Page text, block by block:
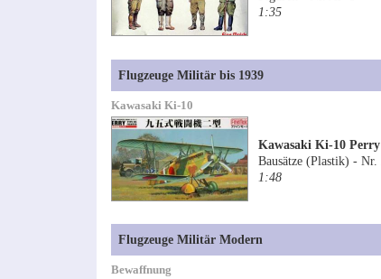
1:35
Flugzeuge Militär bis 1939
Kawasaki Ki-10
Kawasaki Ki-10 Perry
Bausätze (Plastik) - Nr.
1:48
Flugzeuge Militär Modern
Bewaffnung